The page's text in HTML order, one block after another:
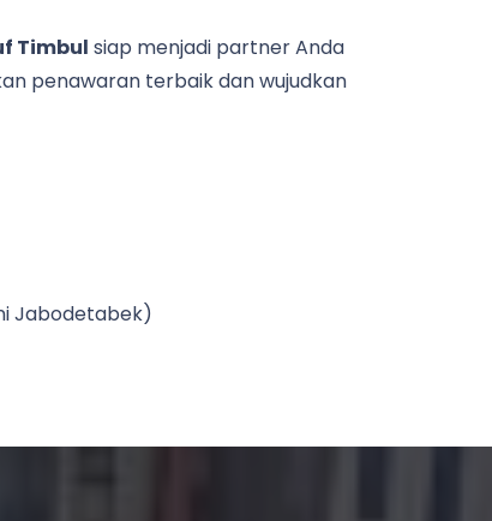
Timbul siap menjadi partner Anda
penawaran terbaik dan wujudkan
Jabodetabek)